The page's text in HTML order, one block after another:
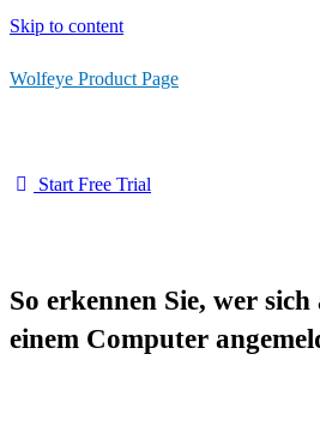
Skip to content
Wolfeye Product Page
Start Free Trial
So erkennen Sie, wer
einem Computer